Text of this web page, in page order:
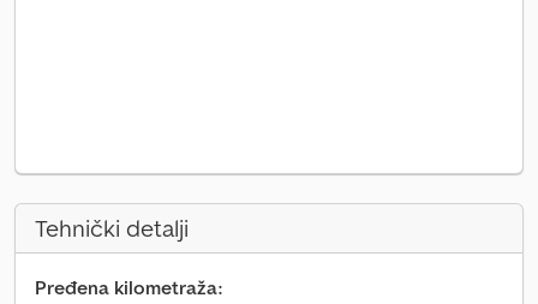
Tehnički detalji
Pređena kilometraža: